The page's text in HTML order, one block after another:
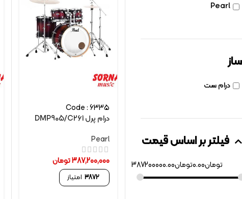
Pearl
ساز
درام ست
فیلتر بر اساس قیمت
تومان0.00تومان387200000.00
Code : 6335
درام پرل DMP905/C261
Pearl
387,200,000تومان
3872 امتیاز